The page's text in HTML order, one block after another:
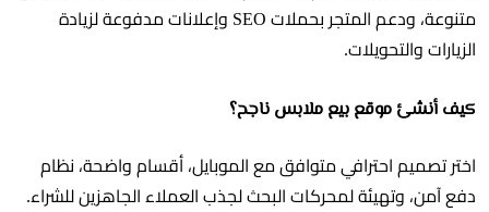
متنوعة، ودعم المتجر بحملات SEO وإعلانات مدفوعة لزيادة
الزيارات والتحويلات.
كيف أنشئ موقع بيع ملابس ناجح؟
اختر تصميم احترافي متوافق مع الموبايل، أقسام واضحة، نظام
دفع آمن، وتهيئة لمحركات البحث لجذب العملاء الجاهزين للشراء.